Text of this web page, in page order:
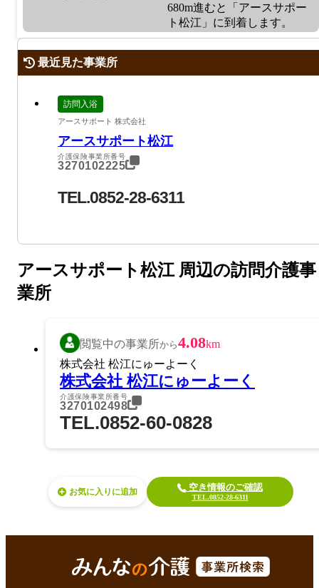
680m進むと「アースサポー
ト松江」に到着します。
最近見た事業所
訪問入浴
アースサポート 株式会社
アースサポート松江
介護保険事業所番号
3270102225
TEL.0852-28-6311
アースサポート松江 周辺の訪問介護事
業所
閲覧中の事業所から4.08km
株式会社 松江にゅーよーく
株式会社 松江にゅーよーく
介護保険事業所番号
3270102498
TEL.0852-60-0828
お気に入り 空き情報のご確認
TEL.0852-28-6311